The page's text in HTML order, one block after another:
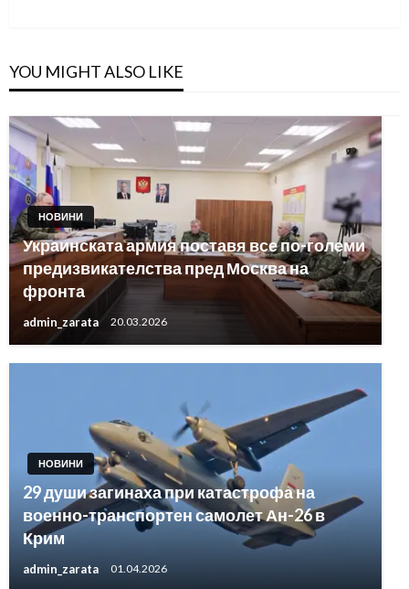
YOU MIGHT ALSO LIKE
НОВИНИ
Украинската армия поставя все по-големи
предизвикателства пред Москва на
фронта
admin_zarata 20.03.2026
НОВИНИ
29 души загинаха при катастрофа на
военно-транспортен самолет Ан-26 в
Крим
admin_zarata 01.04.2026